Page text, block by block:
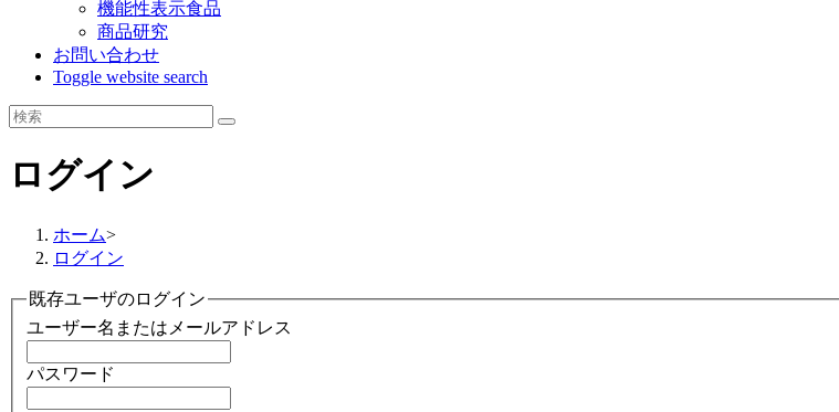
機能性表示食品
商品研究
お問い合わせ
Toggle website search
ログイン
ホーム>
ログイン
既存ユーザのログイン
ユーザー名またはメールアドレス
パスワード